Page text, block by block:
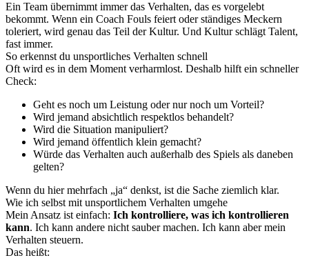
Ein Team übernimmt immer das Verhalten, das es vorgelebt
bekommt. Wenn ein Coach Fouls feiert oder ständiges Meckern
toleriert, wird genau das Teil der Kultur. Und Kultur schlägt Talent,
fast immer.
So erkennst du unsportliches Verhalten schnell
Oft wird es in dem Moment verharmlost. Deshalb hilft ein schneller
Check:
Geht es noch um Leistung oder nur noch um Vorteil?
Wird jemand absichtlich respektlos behandelt?
Wird die Situation manipuliert?
Wird jemand öffentlich klein gemacht?
Würde das Verhalten auch außerhalb des Spiels als daneben
gelten?
Wenn du hier mehrfach „ja“ denkst, ist die Sache ziemlich klar.
Wie ich selbst mit unsportlichem Verhalten umgehe
Mein Ansatz ist einfach: Ich kontrolliere, was ich kontrollieren
kann. Ich kann andere nicht sauber machen. Ich kann aber mein
Verhalten steuern.
Das heißt: